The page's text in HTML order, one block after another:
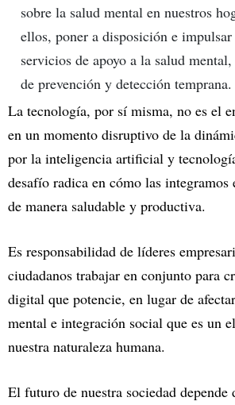
sobre la salud mental en nuestros
ellos, poner a disposición e
servicios de apoyo a la salud
de prevención y detección temprana.
La tecnología, por sí misma, no es el
en un momento disruptivo de la
por la inteligencia artificial y
desafío radica en cómo las integramos
de manera saludable y productiva.
Es responsabilidad de líderes
ciudadanos trabajar en conjunto para
digital que potencie, en lugar de
mental e integración social que es un
nuestra naturaleza humana.
El futuro de nuestra sociedad depende